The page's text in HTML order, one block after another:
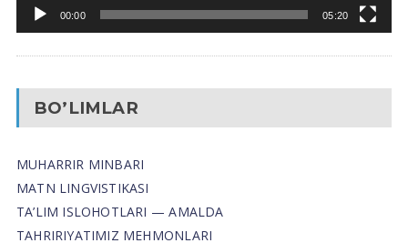
00:00 05:20
BO’LIMLAR
MUHARRIR MINBARI
MATN LINGVISTIKASI
TA’LIM ISLOHOTLARI — AMALDA
TAHRIRIYATIMIZ MEHMONLARI